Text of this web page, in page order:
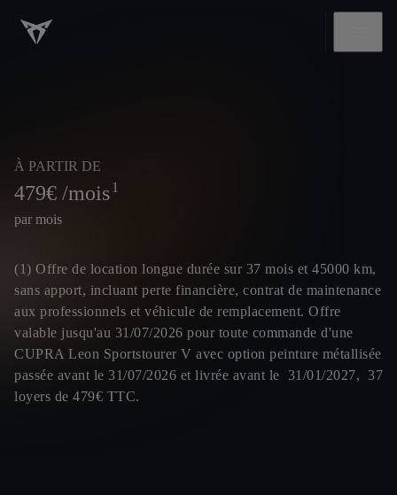
À PARTIR DE
479€ /mois1
par mois
(1) Offre de location longue durée sur 37 mois et 45000 km,
sans apport, incluant perte financière, contrat de maintenance
aux professionnels et véhicule de remplacement. Offre
valable jusqu'au 31/07/2026 pour toute commande d'une
CUPRA Leon Sportstourer V avec option peinture métallisée
passée avant le 31/07/2026 et livrée avant le 31/01/2027, 37
loyers de 479€ TTC.